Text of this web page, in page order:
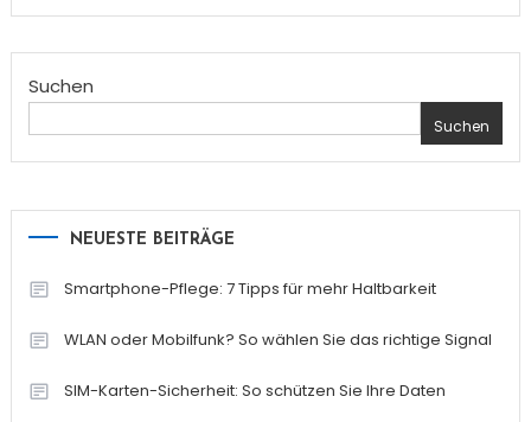
Suchen
Suchen
NEUESTE BEITRÄGE
Smartphone-Pflege: 7 Tipps für mehr Haltbarkeit
WLAN oder Mobilfunk? So wählen Sie das richtige Signal
SIM-Karten-Sicherheit: So schützen Sie Ihre Daten